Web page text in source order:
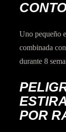
Uno pequeño
combinada
durante 8
POR